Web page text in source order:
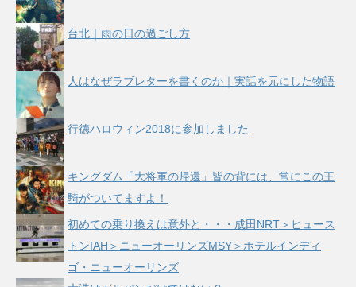
台北｜雨の日の過ごし方
人はなぜラブレターを書くのか｜実話を元にした物語
行徳ハロウィン2018に参加しました
キングダム「大将軍の帰還」皆の背には、常にこの王
騎がついてますよ！
初めての乗り換えは意外と・・・成田NRT＞ヒュース
トンIAH＞ニューオーリンズMSY＞ホテルインディ
ゴ・ニューオーリンズ